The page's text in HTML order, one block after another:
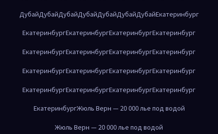
ДубайДубайДубайДубайДубайДубайДубайЕкатеринбург
ЕкатеринбургЕкатеринбургЕкатеринбургЕкатеринбург
ЕкатеринбургЕкатеринбургЕкатеринбургЕкатеринбург
ЕкатеринбургЕкатеринбургЕкатеринбургЕкатеринбург
ЕкатеринбургЕкатеринбургЕкатеринбургЕкатеринбург
ЕкатеринбургЖюль Верн — 20 000 лье под водой
Жюль Верн — 20 000 лье под водой